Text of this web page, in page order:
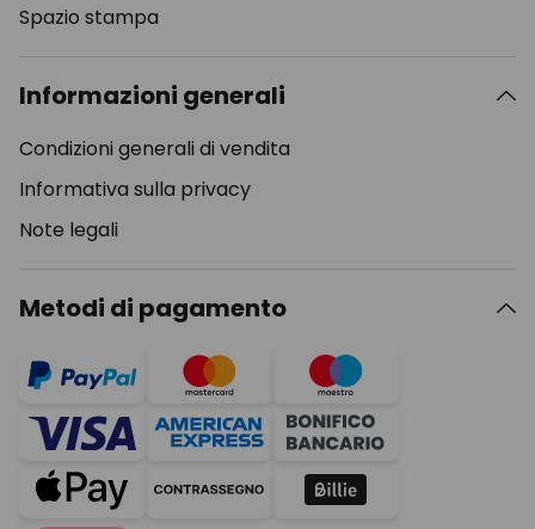
Spazio stampa
Informazioni generali
Condizioni generali di vendita
Informativa sulla privacy
Note legali
Metodi di pagamento